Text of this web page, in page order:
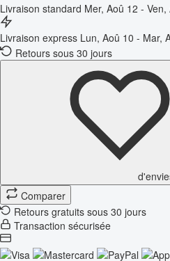
Livraison standard Mer, Aoû 12 - Ven,
Livraison express Lun, Aoû 10 - Mar,
Retours sous 30 jours
Comparer
Retours gratuits sous 30 jours
Transaction sécurisée